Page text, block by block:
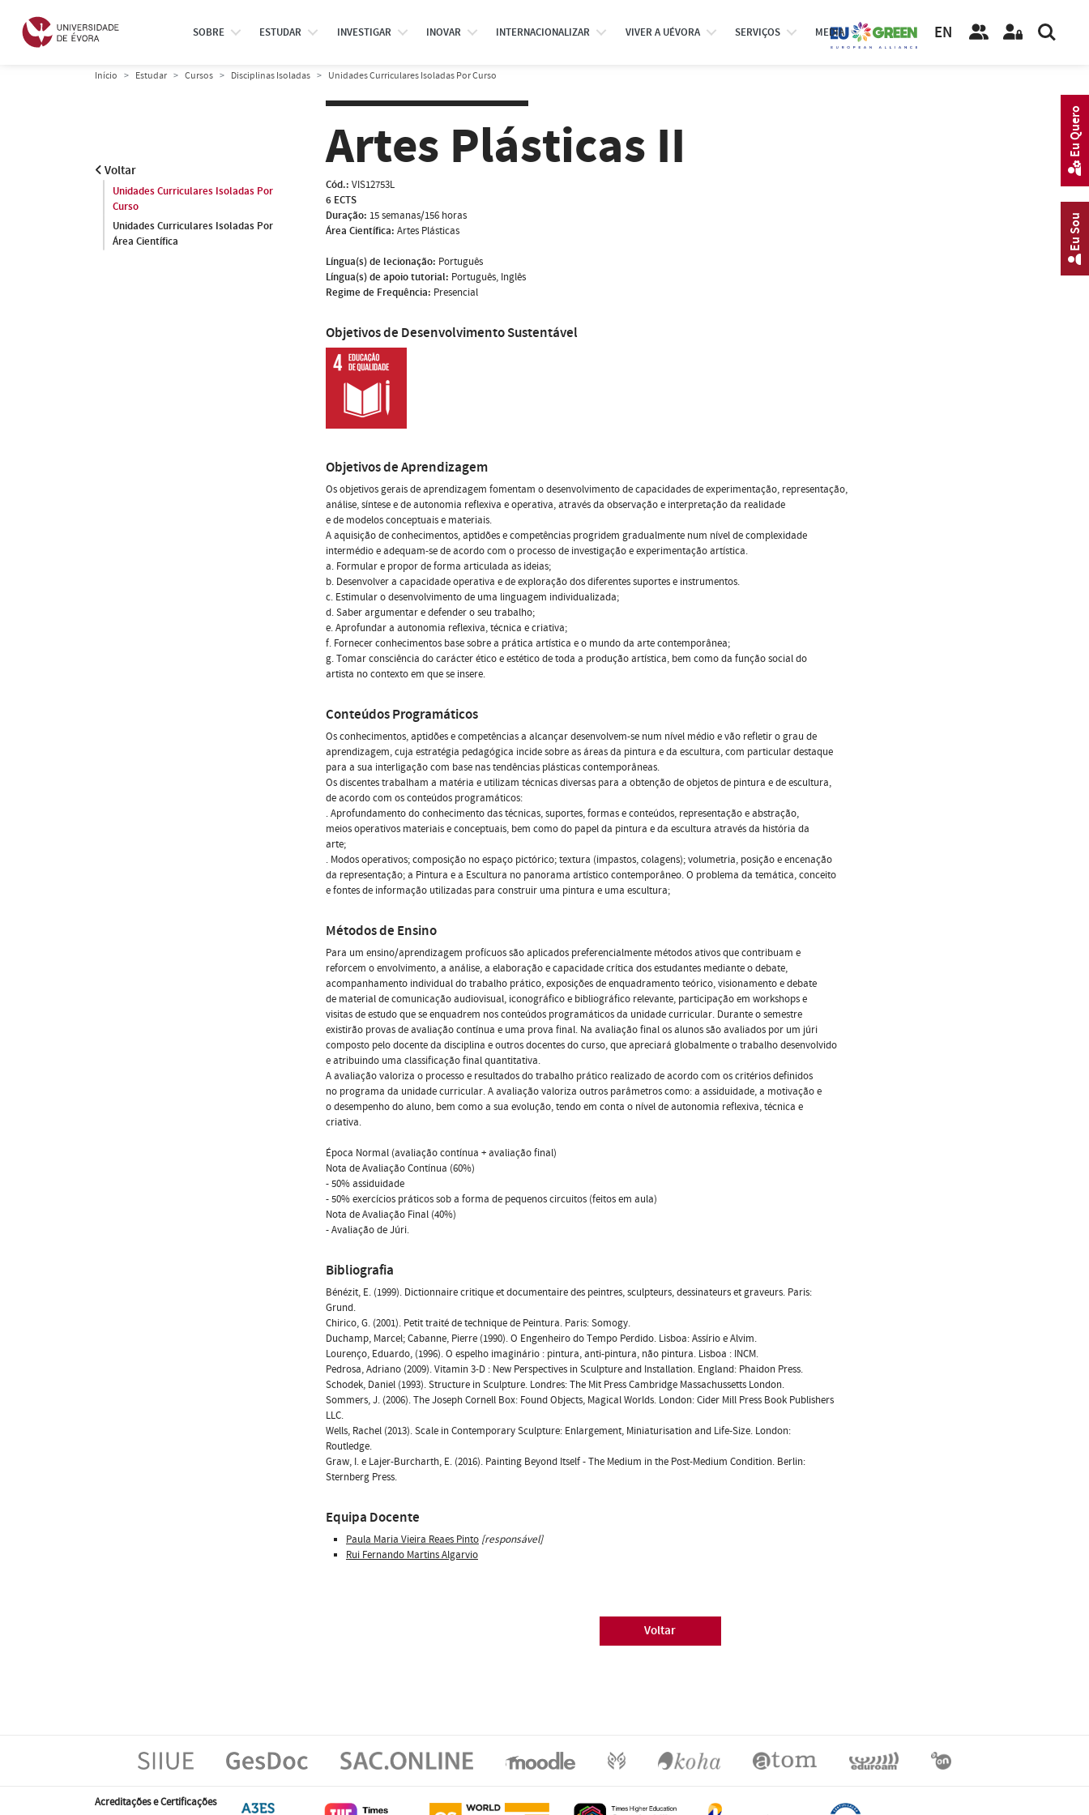
SOBRE ESTUDAR INVESTIGAR INOVAR INTERNACIONALIZAR VIVER A UÉVORA SERVIÇOS MEDIA EN
Início Estudar Cursos Disciplinas Isoladas Unidades Curriculares Isoladas Por Curso
Voltar
Unidades Curriculares Isoladas Por
Curso
Unidades Curriculares Isoladas Por
Área Científica
Artes Plásticas II
Cód.: VIS12753L
6 ECTS
Duração: 15 semanas/156 horas
Área Científica: Artes Plásticas
Língua(s) de lecionação: Português
Língua(s) de apoio tutorial: Português, Inglês
Regime de Frequência: Presencial
Objetivos de Desenvolvimento Sustentável
Objetivos de Aprendizagem
Os objetivos gerais de aprendizagem fomentam o desenvolvimento de capacidades de experimentação, representação,
análise, síntese e de autonomia reflexiva e operativa, através da observação e interpretação da realidade
e de modelos conceptuais e materiais.
A aquisição de conhecimentos, aptidões e competências progridem gradualmente num nível de complexidade
intermédio e adequam-se de acordo com o processo de investigação e experimentação artística.
a. Formular e propor de forma articulada as ideias;
b. Desenvolver a capacidade operativa e de exploração dos diferentes suportes e instrumentos.
c. Estimular o desenvolvimento de uma linguagem individualizada;
d. Saber argumentar e defender o seu trabalho;
e. Aprofundar a autonomia reflexiva, técnica e criativa;
f. Fornecer conhecimentos base sobre a prática artística e o mundo da arte contemporânea;
g. Tomar consciência do carácter ético e estético de toda a produção artística, bem como da função social do
artista no contexto em que se insere.
Conteúdos Programáticos
Os conhecimentos, aptidões e competências a alcançar desenvolvem-se num nível médio e vão refletir o grau de
aprendizagem, cuja estratégia pedagógica incide sobre as áreas da pintura e da escultura, com particular destaque
para a sua interligação com base nas tendências plásticas contemporâneas.
Os discentes trabalham a matéria e utilizam técnicas diversas para a obtenção de objetos de pintura e de escultura,
de acordo com os conteúdos programáticos:
. Aprofundamento do conhecimento das técnicas, suportes, formas e conteúdos, representação e abstração,
meios operativos materiais e conceptuais, bem como do papel da pintura e da escultura através da história da
arte;
. Modos operativos; composição no espaço pictórico; textura (impastos, colagens); volumetria, posição e encenação
da representação; a Pintura e a Escultura no panorama artístico contemporâneo. O problema da temática, conceito
e fontes de informação utilizadas para construir uma pintura e uma escultura;
Métodos de Ensino
Para um ensino/aprendizagem profícuos são aplicados preferencialmente métodos ativos que contribuam e
reforcem o envolvimento, a análise, a elaboração e capacidade crítica dos estudantes mediante o debate,
acompanhamento individual do trabalho prático, exposições de enquadramento teórico, visionamento e debate
de material de comunicação audiovisual, iconográfico e bibliográfico relevante, participação em workshops e
visitas de estudo que se enquadrem nos conteúdos programáticos da unidade curricular. Durante o semestre
existirão provas de avaliação contínua e uma prova final. Na avaliação final os alunos são avaliados por um júri
composto pelo docente da disciplina e outros docentes do curso, que apreciará globalmente o trabalho desenvolvido
e atribuindo uma classificação final quantitativa.
A avaliação valoriza o processo e resultados do trabalho prático realizado de acordo com os critérios definidos
no programa da unidade curricular. A avaliação valoriza outros parâmetros como: a assiduidade, a motivação e
o desempenho do aluno, bem como a sua evolução, tendo em conta o nível de autonomia reflexiva, técnica e
criativa.
Época Normal (avaliação contínua + avaliação final)
Nota de Avaliação Contínua (60%)
- 50% assiduidade
- 50% exercícios práticos sob a forma de pequenos circuitos (feitos em aula)
Nota de Avaliação Final (40%)
- Avaliação de Júri.
Bibliografia
Bénézit, E. (1999). Dictionnaire critique et documentaire des peintres, sculpteurs, dessinateurs et graveurs. Paris:
Grund.
Chirico, G. (2001). Petit traité de technique de Peintura. Paris: Somogy.
Duchamp, Marcel; Cabanne, Pierre (1990). O Engenheiro do Tempo Perdido. Lisboa: Assírio e Alvim.
Lourenço, Eduardo, (1996). O espelho imaginário : pintura, anti-pintura, não pintura. Lisboa : INCM.
Pedrosa, Adriano (2009). Vitamin 3-D : New Perspectives in Sculpture and Installation. England: Phaidon Press.
Schodek, Daniel (1993). Structure in Sculpture. Londres: The Mit Press Cambridge Massachussetts London.
Sommers, J. (2006). The Joseph Cornell Box: Found Objects, Magical Worlds. London: Cider Mill Press Book Publishers
LLC.
Wells, Rachel (2013). Scale in Contemporary Sculpture: Enlargement, Miniaturisation and Life-Size. London:
Routledge.
Graw, I. e Lajer-Burcharth, E. (2016). Painting Beyond Itself - The Medium in the Post-Medium Condition. Berlin:
Sternberg Press.
Equipa Docente
Paula Maria Vieira Reaes Pinto [responsável]
Rui Fernando Martins Algarvio
Voltar
Acreditações e Certificações
Eu Sou
Eu Quero